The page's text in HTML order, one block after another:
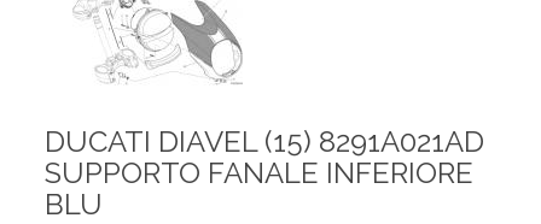
DUCATI DIAVEL (15) 8291A021AD
SUPPORTO FANALE INFERIORE
BLU